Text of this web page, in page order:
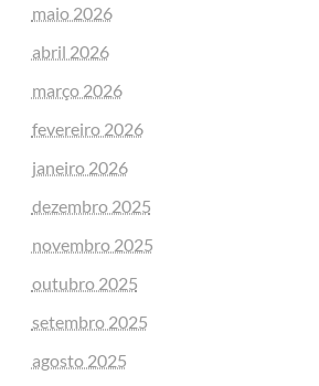
maio 2026
abril 2026
março 2026
fevereiro 2026
janeiro 2026
dezembro 2025
novembro 2025
outubro 2025
setembro 2025
agosto 2025